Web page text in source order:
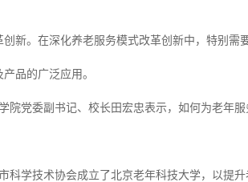
新。在深化养老服务模式改革创新中，特别需
品的广泛应用。
院党委副书记、校长田宏忠表示，如何为老年
科学技术协会成立了北京老年科技大学，以提